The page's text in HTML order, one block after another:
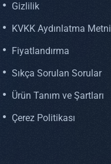
Gizlilik
KVKK Aydınlatma Metni
Fiyatlandırma
Sıkça Sorulan Sorular
Ürün Tanım ve Şartları
Çerez Politikası